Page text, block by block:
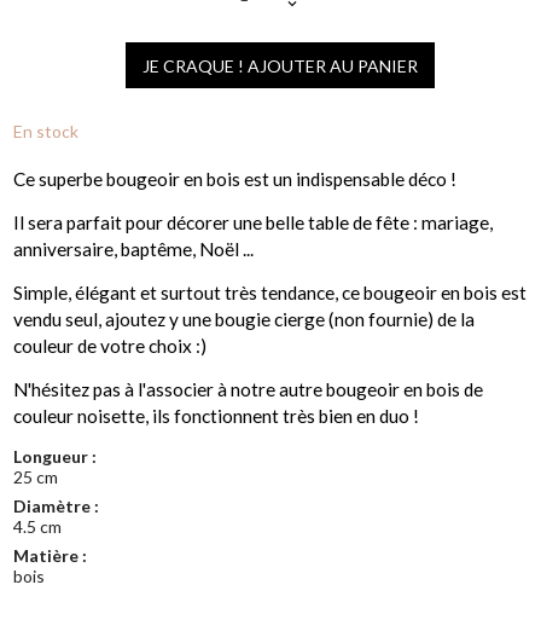
JE CRAQUE ! AJOUTER AU PANIER
En stock
Ce superbe bougeoir en bois est un indispensable déco !
Il sera parfait pour décorer une belle table de fête : mariage,
anniversaire, baptême, Noël ...
Simple, élégant et surtout très tendance, ce bougeoir en bois est
vendu seul, ajoutez y une bougie cierge (non fournie) de la
couleur de votre choix :)
N'hésitez pas à l'associer à notre autre bougeoir en bois de
couleur noisette, ils fonctionnent très bien en duo !
Longueur :
25 cm
Diamètre :
4.5 cm
Matière :
bois